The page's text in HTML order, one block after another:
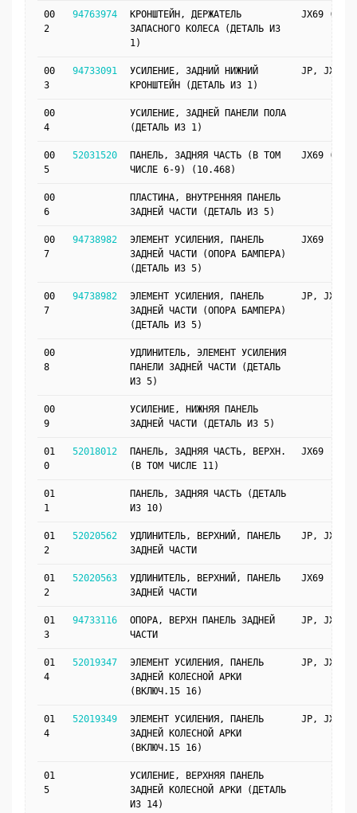
00
2
94763974
КРОНШТЕЙН, ДЕРЖАТЕЛЬ
ЗАПАСНОГО КОЛЕСА (ДЕТАЛЬ ИЗ
1)
JX69 (UKN)
00
3
94733091
УСИЛЕНИЕ, ЗАДНИЙ НИЖНИЙ
КРОНШТЕЙН (ДЕТАЛЬ ИЗ 1)
JP, JX69
00
4
УСИЛЕНИЕ, ЗАДНЕЙ ПАНЕЛИ ПОЛА
(ДЕТАЛЬ ИЗ 1)
00
5
52031520
ПАНЕЛЬ, ЗАДНЯЯ ЧАСТЬ (В ТОМ
ЧИСЛЕ 6-9) (10.468)
JX69 (UKN)
00
6
ПЛАСТИНА, ВНУТРЕННЯЯ ПАНЕЛЬ
ЗАДНЕЙ ЧАСТИ (ДЕТАЛЬ ИЗ 5)
00
7
94738982
ЭЛЕМЕНТ УСИЛЕНИЯ, ПАНЕЛЬ
ЗАДНЕЙ ЧАСТИ (ОПОРА БАМПЕРА)
(ДЕТАЛЬ ИЗ 5)
JX69
00
7
94738982
ЭЛЕМЕНТ УСИЛЕНИЯ, ПАНЕЛЬ
ЗАДНЕЙ ЧАСТИ (ОПОРА БАМПЕРА)
(ДЕТАЛЬ ИЗ 5)
JP, JX69
00
8
УДЛИНИТЕЛЬ, ЭЛЕМЕНТ УСИЛЕНИЯ
ПАНЕЛИ ЗАДНЕЙ ЧАСТИ (ДЕТАЛЬ
ИЗ 5)
00
9
УСИЛЕНИЕ, НИЖНЯЯ ПАНЕЛЬ
ЗАДНЕЙ ЧАСТИ (ДЕТАЛЬ ИЗ 5)
01
0
52018012
ПАНЕЛЬ, ЗАДНЯЯ ЧАСТЬ, ВЕРХН.
(В ТОМ ЧИСЛЕ 11)
JX69
01
1
ПАНЕЛЬ, ЗАДНЯЯ ЧАСТЬ (ДЕТАЛЬ
ИЗ 10)
01
2
52020562
УДЛИНИТЕЛЬ, ВЕРХНИЙ, ПАНЕЛЬ
ЗАДНЕЙ ЧАСТИ
JP, JX69
01
2
52020563
УДЛИНИТЕЛЬ, ВЕРХНИЙ, ПАНЕЛЬ
ЗАДНЕЙ ЧАСТИ
JX69
01
3
94733116
ОПОРА, ВЕРХН ПАНЕЛЬ ЗАДНЕЙ
ЧАСТИ
JP, JX69
01
4
52019347
ЭЛЕМЕНТ УСИЛЕНИЯ, ПАНЕЛЬ
ЗАДНЕЙ КОЛЕСНОЙ АРКИ
(ВКЛЮЧ.15 16)
JP, JX69
01
4
52019349
ЭЛЕМЕНТ УСИЛЕНИЯ, ПАНЕЛЬ
ЗАДНЕЙ КОЛЕСНОЙ АРКИ
(ВКЛЮЧ.15 16)
JP, JX69
01
5
УСИЛЕНИЕ, ВЕРХНЯЯ ПАНЕЛЬ
ЗАДНЕЙ КОЛЕСНОЙ АРКИ (ДЕТАЛЬ
ИЗ 14)